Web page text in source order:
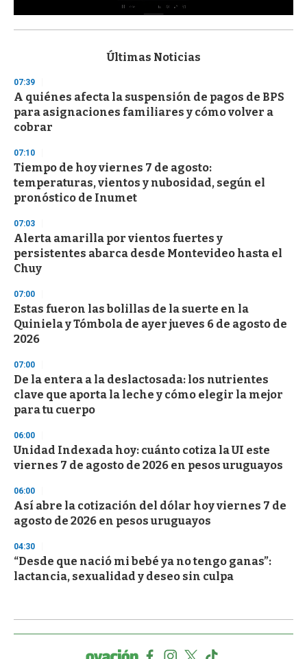
s
d
s
o
f
3
s
e
c
o
n
d
Últimas Noticias
07:39
A quiénes afecta la suspensión de pagos de BPS
para asignaciones familiares y cómo volver a
cobrar
07:10
Tiempo de hoy viernes 7 de agosto:
temperaturas, vientos y nubosidad, según el
pronóstico de Inumet
07:03
Alerta amarilla por vientos fuertes y
persistentes abarca desde Montevideo hasta el
Chuy
07:00
Estas fueron las bolillas de la suerte en la
Quiniela y Tómbola de ayer jueves 6 de agosto de
2026
07:00
De la entera a la deslactosada: los nutrientes
clave que aporta la leche y cómo elegir la mejor
para tu cuerpo
06:00
Unidad Indexada hoy: cuánto cotiza la UI este
viernes 7 de agosto de 2026 en pesos uruguayos
06:00
Así abre la cotización del dólar hoy viernes 7 de
agosto de 2026 en pesos uruguayos
04:30
“Desde que nació mi bebé ya no tengo ganas”:
lactancia, sexualidad y deseo sin culpa